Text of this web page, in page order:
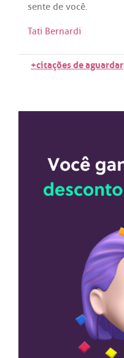
sente de você.
Tati Bernardi
+citações de aguardar